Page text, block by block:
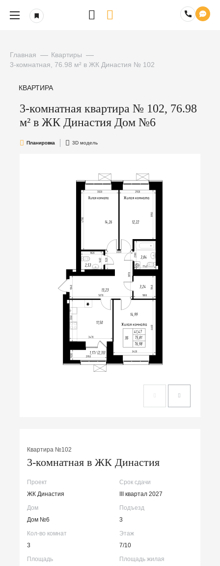
Главная
Квартиры
3-комнатная, 76.98 м² в ЖК Династия № 102
КВАРТИРА
3-комнатная квартира № 102, 76.98
м² в ЖК Династия Дом №6
Планировка 3D модель
Квартира №102
3-комнатная в ЖК Династия
Проект
ЖК Династия
Срок сдачи
III квартал 2027
Дом
Дом №6
Подъезд
3
Кол-во комнат
3
Этаж
7/10
Площадь
Площадь жилая